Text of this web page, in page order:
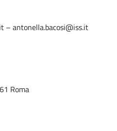
– antonella.bacosi@iss.it
Roma